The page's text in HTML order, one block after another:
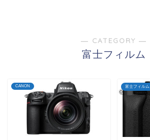
― CATEGORY ―
富士フィルム
CANON 富士フィルム